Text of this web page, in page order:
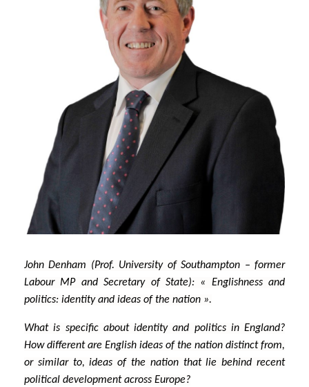
John Denham (Prof. University of Southampton – former
Labour MP and Secretary of State): « Englishness and
politics: identity and ideas of the nation ».
What is specific about identity and politics in England?
How different are English ideas of the nation distinct from,
or similar to, ideas of the nation that lie behind recent
political development across Europe?